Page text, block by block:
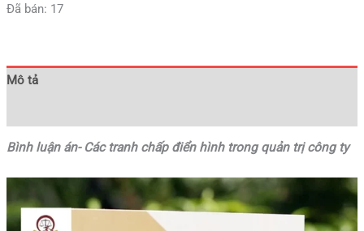
Đã bán: 17
Mô tả
Bình luận án- Các tranh chấp điển hình trong quản trị công ty